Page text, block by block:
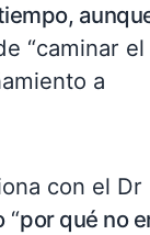
“caminar el
a
con el Dr
“por qué no